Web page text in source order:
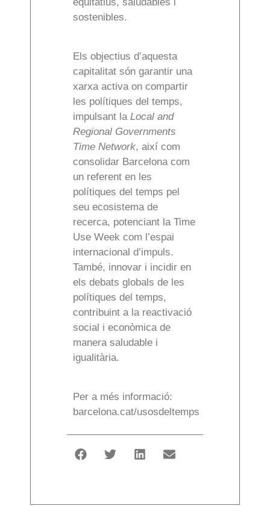
sostenibles.
Els objectius d’aquesta
capitalitat són garantir una
xarxa activa on compartir
les polítiques del temps,
impulsant la Local and
Regional Governments
Time Network, així com
consolidar Barcelona com
un referent en les
polítiques del temps pel
seu ecosistema de
recerca, potenciant la Time
Use Week com l’espai
internacional d’impuls.
També, innovar i incidir en
els debats globals de les
polítiques del temps,
contribuint a la reactivació
social i econòmica de
manera saludable i
igualitària.
Per a més informació:
barcelona.cat/usosdeltemps